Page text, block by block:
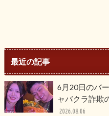
最近の記事
6月20日のバ
ャバクラ詐欺
2026.08.06